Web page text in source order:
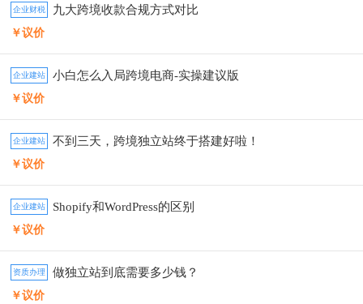
企业财税 九大跨境收款合规方式对比
￥议价
企业建站 小白怎么入局跨境电商-实操建议版
￥议价
企业建站 不到三天，跨境独立站终于搭建好啦！
￥议价
企业建站 Shopify和WordPress的区别
￥议价
资质办理 做独立站到底需要多少钱？
￥议价